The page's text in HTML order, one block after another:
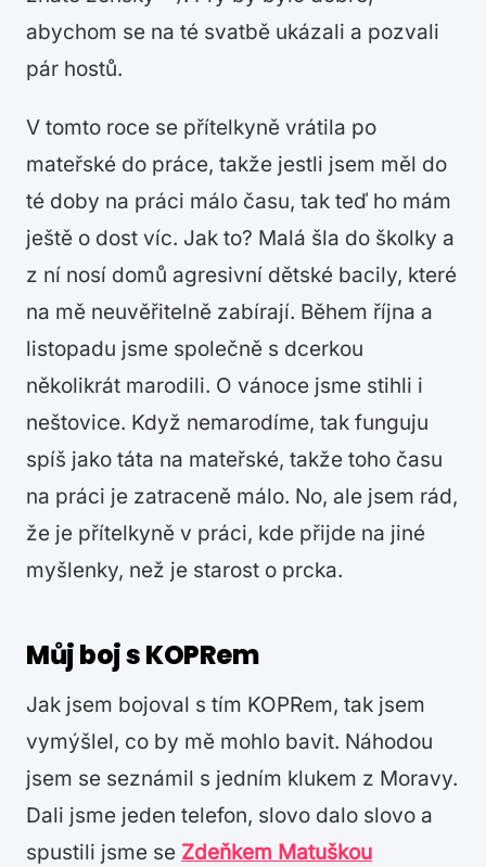
abychom se na té svatbě ukázali a pozvali
pár hostů.
V tomto roce se přítelkyně vrátila po
mateřské do práce, takže jestli jsem měl do
té doby na práci málo času, tak teď ho mám
ještě o dost víc. Jak to? Malá šla do školky a
z ní nosí domů agresivní dětské bacily, které
na mě neuvěřitelně zabírají. Během října a
listopadu jsme společně s dcerkou
několikrát marodili. O vánoce jsme stihli i
neštovice. Když nemarodíme, tak funguju
spíš jako táta na mateřské, takže toho času
na práci je zatraceně málo. No, ale jsem rád,
že je přítelkyně v práci, kde přijde na jiné
myšlenky, než je starost o prcka.
Můj boj s KOPRem
Jak jsem bojoval s tím KOPRem, tak jsem
vymýšlel, co by mě mohlo bavit. Náhodou
jsem se seznámil s jedním klukem z Moravy.
Dali jsme jeden telefon, slovo dalo slovo a
spustili jsme se Zdeňkem Matuškou